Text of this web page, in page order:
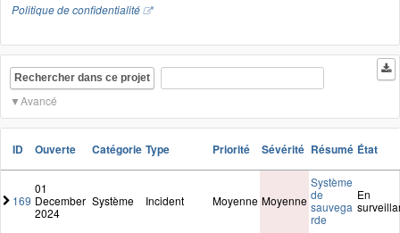
Politique de confidentialité
Rechercher dans ce projet
Avancé
ID Ouverte Catégorie Type Priorité Sévérité Résumé État
169
01
December
2024
Système Incident Moyenne Moyenne
Système
de
sauvega
rde
En